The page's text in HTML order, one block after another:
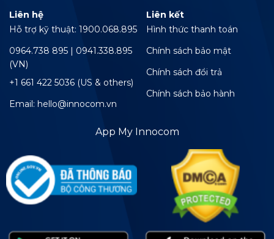
Liên hệ
Hỗ trợ kỹ thuật: 1900.068.895
0964.738 895 | 0941.338.895
(VN)
+1 661 422 5036 (US & others)
Email: hello@innocom.vn
Liên kết
Hình thức thanh toán
Chính sách bảo mật
Chính sách đổi trả
Chính sách bảo hành
App My Innocom